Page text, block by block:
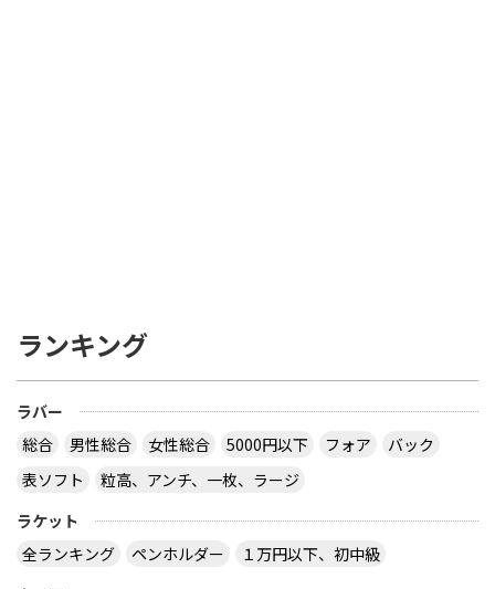
ランキング
ラバー
総合
男性総合 女性総合 5000円以下 フォア
バック
表ソフト
粒高、アンチ、一枚、ラージ
ラケット
全ランキング
ペンホルダー
１万円以下、初中級